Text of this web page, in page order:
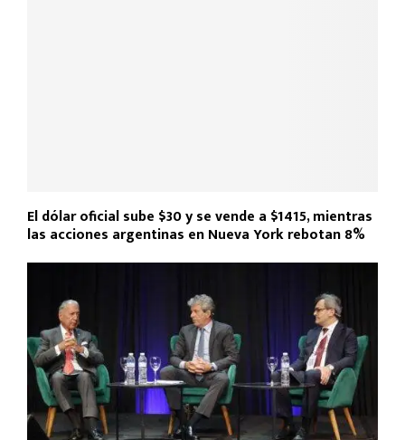
El dólar oficial sube $30 y se vende a $1415, mientras
las acciones argentinas en Nueva York rebotan 8%